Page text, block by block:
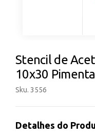
Stencil de
10x30
Sku. 3556
Detalhes do